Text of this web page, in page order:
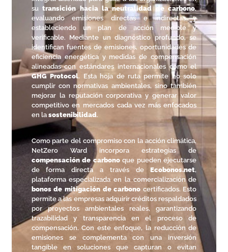
sutransición hacia la neutralidad de carbono,
evaluando emisiones directas e indirectas y
estableciendo un plan de acción medible y
verificable. Mediante un diagnóstico profundo, se
identifican fuentes de emisiones, oportunidades de
eficiencia energética y medidas de compensación
alineadas con estándares internacionales como el
GHG Protocol. Esta hoja de ruta permite no solo
cumplir con normativas ambientales, sino también
mejorar la reputación corporativa y generar valor
competitivo en mercados cada vez más enfocados
en la sostenibilidad.
Como parte del compromiso con la acción climática,
NetZero Ward incorpora estrategias de
compensación de carbonoque pueden ejecutarse
de forma directa a través deEcobonos.net,
plataforma especializada en la comercialización de
bonos de mitigación de carbono certificados. Esto
permite a las empresas adquirir créditos respaldados
por proyectos ambientales reales, garantizando
trazabilidad y transparencia en el proceso de
compensación. Con este enfoque, la reducción de
emisiones se complementa con una inversión
tangible en soluciones que capturan o evitan